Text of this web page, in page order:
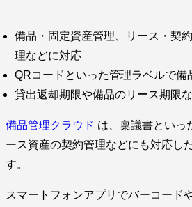
備品・固定資産管理、リース・契
理などに対応
QRコードといった管理ラベルで備
貸出返却期限や備品のリース期限
備品管理クラウド は、稟議書といっ
ース資産の契約管理などにも対応し
す。
スマートフォンアプリでバーコード